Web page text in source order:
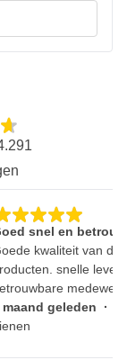
snel en
kwaliteit van de
snelle
maand geleden ·